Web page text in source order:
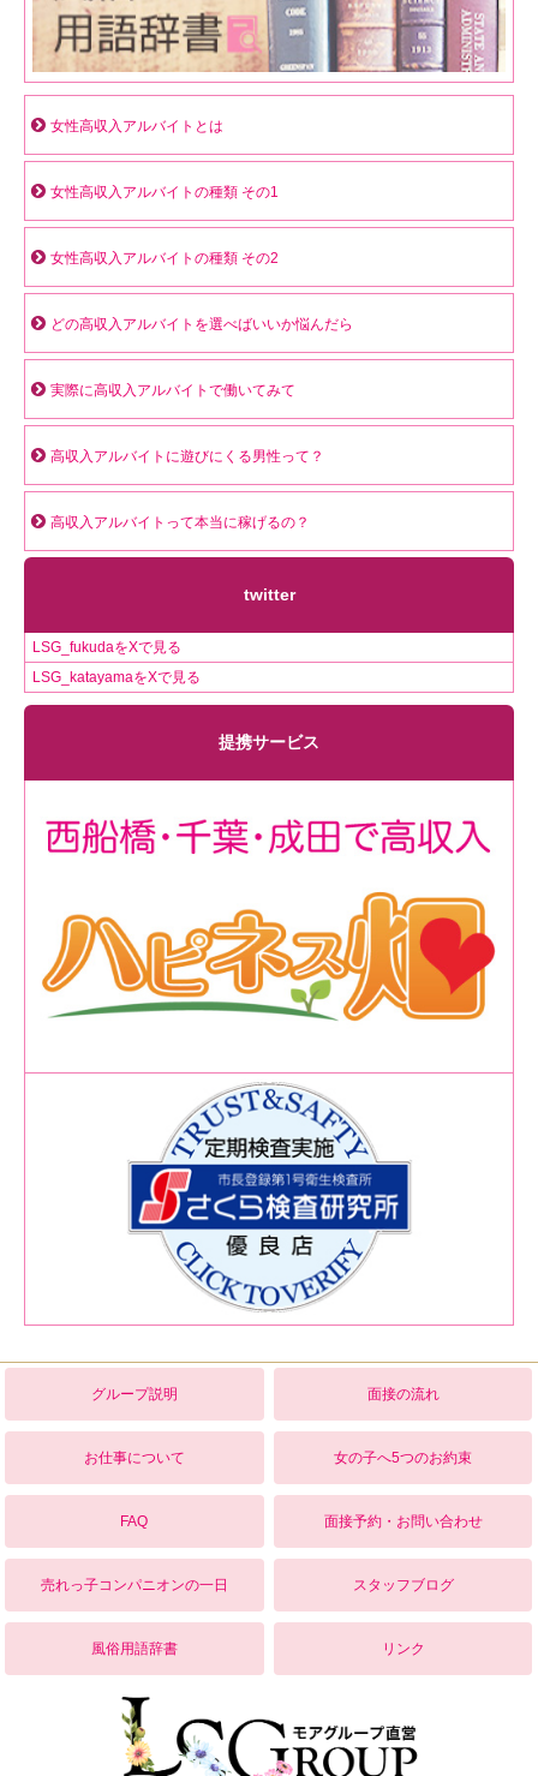
女性高収入アルバイトとは
女性高収入アルバイトの種類 その1
女性高収入アルバイトの種類 その2
どの高収入アルバイトを選べばいいか悩んだら
実際に高収入アルバイトで働いてみて
高収入アルバイトに遊びにくる男性って？
高収入アルバイトって本当に稼げるの？
twitter
LSG_fukudaをXで見る
LSG_katayamaをXで見る
提携サービス
グループ説明 面接の流れ
お仕事について 女の子へ5つのお約束
FAQ 面接予約・お問い合わせ
売れっ子コンパニオンの一日 スタッフブログ
風俗用語辞書 リンク